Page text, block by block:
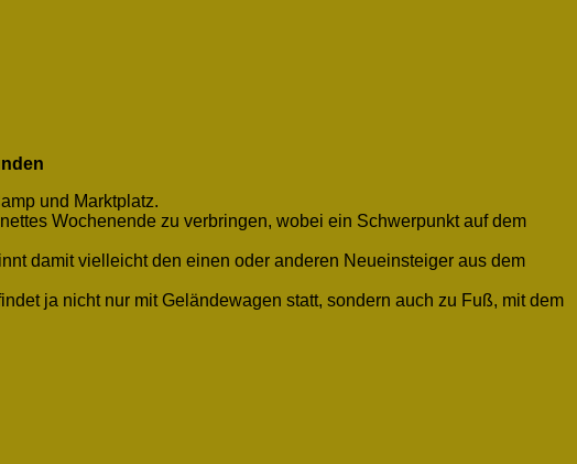
und Marktplatz.
Wochenende zu verbringen, wobei ein Schwerpunkt auf dem
damit vielleicht den einen oder anderen Neueinsteiger aus dem
ja nicht nur mit Geländewagen statt, sondern auch zu Fuß, mit dem